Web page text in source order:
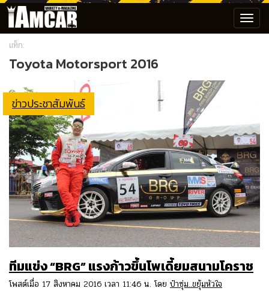
แท็ก:
Toyota Motorsport 2016
ข่าวประชาสัมพันธ์
ทีมแข่ง “BRG” แรงก้าวขึ้นโพเดี้ยมสนามโคราช
โพสต์เมื่อ 17 สิงหาคม 2016 เวลา 11:46 น. โดย ป๋าซุ่ม..ขยุ้มหัวใจ